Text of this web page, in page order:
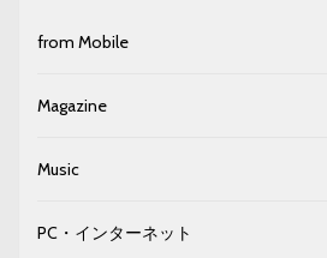
from Mobile
Magazine
Music
PC・インターネット